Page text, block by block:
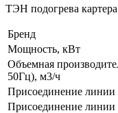
ТЭН подогрева
Бренд
Мощность, кВт
Объемная
50Гц), м3/ч
Присоединение линии
Присоединение линии